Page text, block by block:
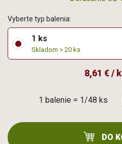
1 balenie = 1/48 ks
Vyberte typ balenia:
1 ks
Skladom > 20 ks
8,61 € /
DO